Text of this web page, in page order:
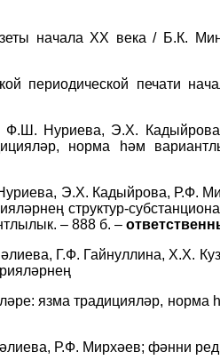
начала ХХ века / Б.К.
периодической печати
Ф.Ш. Нуриева, Э.Х.
норма һәм
Э.Х. Кадыйрова, Р.Ф.
структур-
– 888 б. –
Г.Ф. Гайнуллина, Х.Х.
ләре: язма традицияләр, норма
Р.Ф. Мирхәев; фәнни